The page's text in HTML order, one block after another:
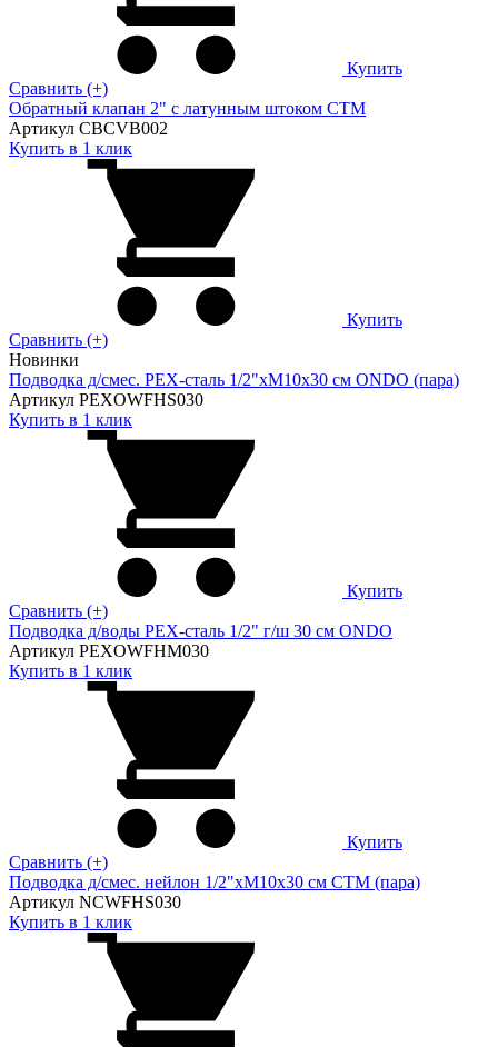
Купить
Сравнить (+)
Обратный клапан 2" с латунным штоком СТМ
Артикул CBCVB002
Купить в 1 клик
Купить
Сравнить (+)
Новинки
Подводка д/смес. PEX-сталь 1/2"xM10x30 см ONDO (пара)
Артикул PEXOWFHS030
Купить в 1 клик
Купить
Сравнить (+)
Подводка д/воды PEX-сталь 1/2" г/ш 30 cм ONDO
Артикул PEXOWFHM030
Купить в 1 клик
Купить
Сравнить (+)
Подводка д/смес. нейлон 1/2"xM10x30 см CTM (пара)
Артикул NCWFHS030
Купить в 1 клик